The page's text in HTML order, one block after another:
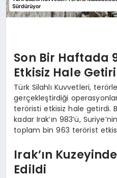
Son Bir Haftada
Etkisiz Hale
Türk Silahlı Kuvvetleri,
gerçekleştirdiği
teröristi etkisiz hale getirdi.
kadar Irak’ın 983’ü,
toplam bin 963 terörist
Irak’ın
Edildi